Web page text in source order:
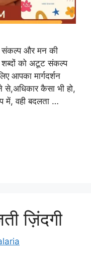
और मन की
शब्दों को अटूट संकल्प
आपका मार्गदर्शन
से,अधिकार कैसा भी हो,
में, वही बदलता …
ज़िंदगी